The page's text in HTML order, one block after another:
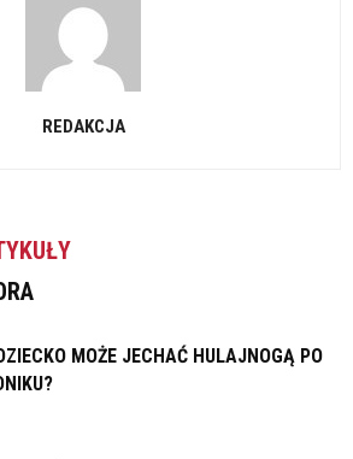
REDAKCJA
MOŻE JECHAĆ HULAJNOGĄ PO